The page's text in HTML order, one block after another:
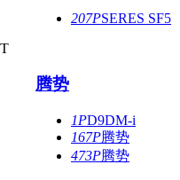
207PSERES SF5
T
腾势
1PD9DM-i
167P腾势
473P腾势